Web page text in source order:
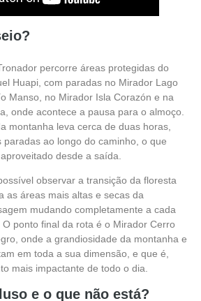
percorre áreas protegidas do
Huapi, com paradas no Mirador Lago
Manso, no Mirador Isla Corazón e na
onde acontece a pausa para o almoço.
montanha leva cerca de duas horas,
paradas ao longo do caminho, o que
desde a saída.
observar a transição da floresta
as áreas mais altas e secas da
mudando completamente a cada
ponto final da rota é o Mirador Cerro
onde a grandiosidade da montanha e
em toda a sua dimensão, e que é,
mais impactante de todo o dia.
e o que não está?